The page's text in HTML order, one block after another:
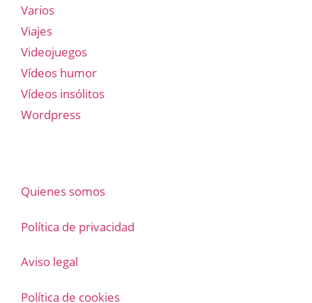
Varios
Viajes
Videojuegos
Vídeos humor
Vídeos insólitos
Wordpress
Quienes somos
Política de privacidad
Aviso legal
Política de cookies